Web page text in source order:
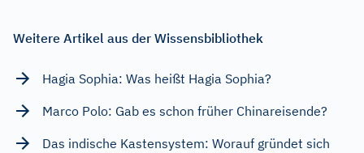
Weitere Artikel aus der Wissensbibliothek
Hagia Sophia: Was heißt Hagia Sophia?
Marco Polo: Gab es schon früher Chinareisende?
Das indische Kastensystem: Worauf gründet sich